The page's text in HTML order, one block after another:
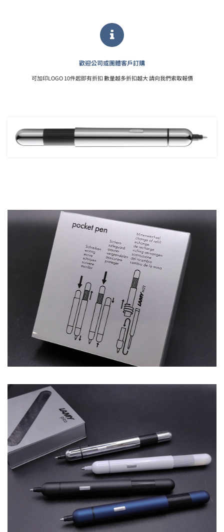
歡迎公司或團體客戶訂購
可加印LOGO 10件起即有折扣 數量越多折扣越大 請向我們索取報價